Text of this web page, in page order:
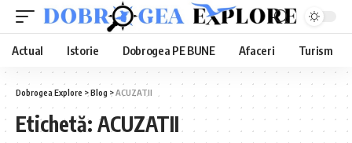
Actual Istorie Dobrogea PE BUNE Afaceri Turism
Dobrogea Explore >Blog >ACUZATII
Etichetă: ACUZATII